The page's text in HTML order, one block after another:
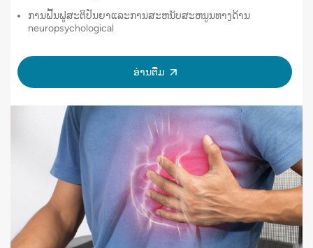
ການຟື້ນຟູສະຕິປັນຍາແລະການສະຫນັບສະຫນູນທາງດ້ານ
neuropsychological
ອ່ານ​ຕື່ມ